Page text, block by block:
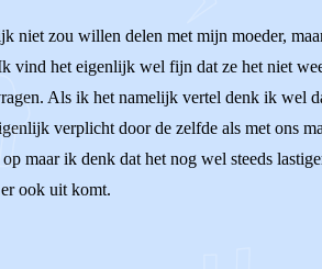
niet zou willen delen met mijn moeder,
vind het eigenlijk wel fijn dat ze het niet
Als ik het namelijk vertel denk ik
verplicht door de zelfde als met ons
maar ik denk dat het nog wel steeds
ook uit komt.